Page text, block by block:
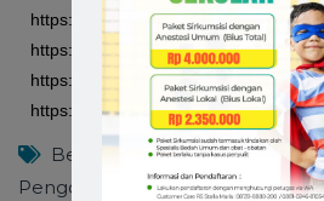
https://fk.uii.ac.id/
https://p2ptm.kemkes.go.id/
https://www.who.int/
https://www.alodokter.com/
Berita RS Stella Maris,
Pengobatan Diabetes,Penyakit